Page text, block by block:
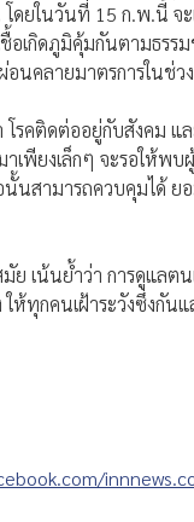
ดยในวันที่ 15 ก.พ.นี้ จ
เกิดภูมิคุ้มกันตามธรร
อนคลายมาตรการในช่
รคติดต่ออยู่กับสังคม
เพียงเล็กๆ จะรอให้พ
นั้นสามารถควบคุมได้
เน้นย้ำว่า การดูแลตน
ห้ทุกคนเฝ้าระวังซึ่งกั